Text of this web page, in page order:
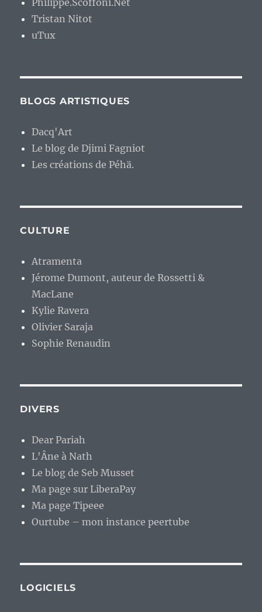
Philippe.Scoffoni.Net
Tristan Nitot
uTux
BLOGS ARTISTIQUES
Dacq'Art
Le blog de Djimi Fagniot
Les créations de Péhä.
CULTURE
Atramenta
Jérome Dumont, auteur de Rossetti &
MacLane
Kylie Ravera
Olivier Saraja
Sophie Renaudin
DIVERS
Dear Pariah
L'Âne à Nath
Le blog de Seb Musset
Ma page sur LiberaPay
Ma page Tipeee
Ourtube – mon instance peertube
LOGICIELS